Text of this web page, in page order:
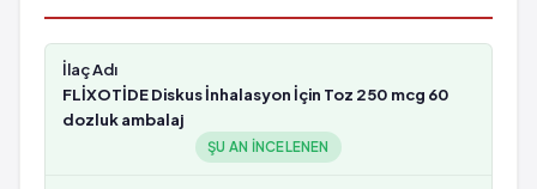
FLİXOTİDE Diskus İnhalasyon İçin Toz 250 mcg 60
dozluk ambalaj
ŞU AN INCELENEN